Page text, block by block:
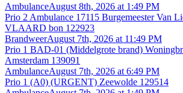
AmbulanceAugust 8th, 2026 at 1:49 PM
Prio 2 Ambulance 17115 Burgemeester Van
VLAARD bon 122923
BrandweerAugust 7th, 2026 at 11:49 PM
Prio 1 BAD-01 (Middelgrote brand)
Amsterdam 139091
AmbulanceAugust 7th, 2026 at 6:49 PM
Prio 1 (A0) (URGENT) Zeewolde 129514